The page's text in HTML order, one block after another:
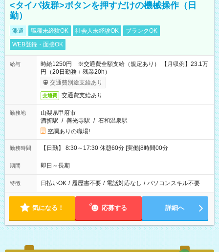
<タイパ抜群>ボタンを押すだけの機械操作（日
勤）
派遣 職種未経験OK 社会人未経験OK
ブランクOK
WEB登録・面接OK
給与
時給1250円 ※交通費全額支給（規定あり） 【月収例】23.1万
円（20日勤務＋残業20h）
交通費別途支給あり
交通費 交通費支給あり
勤務地
山梨県甲府市
酒折駅 / 善光寺駅 / 石和温泉駅
空調ありの職場!
勤務時間 【日勤】 8:30～17:30 休憩60分 [実働]8時間00分
期間 即日～長期
特徴 日払いOK / 履歴書不要 / 電話対応なし / パソコンスキル不要
気になる！ 応募する 詳細へ